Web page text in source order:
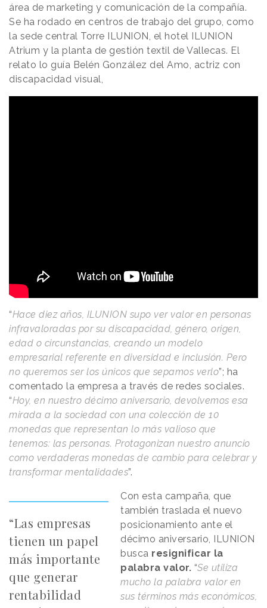
área de marketing y comunicación de la compañía.
Se ha rodado en centros de trabajo del grupo, como
la sede central Torre ILUNION, el hotel ILUNION
Atrium y la planta de gestión textil de Vallecas. El
relato lo guía Belén González del Amo, actriz con
discapacidad visual,
“Hace diez años, ILUNION supo ver valor en personas
infravaloradas por su discapacidad, género, origen,
edad o circunstancias, creando un modelo
empresarial referente en diversidad e inclusión. Pero
no queremos ser los únicos que sepamos verlo”; ha
comentado la empresa a través de redes sociales.
“Hoy, en nuestro décimo aniversario, devolvemos esa
mirada a la sociedad con una colección de 10
monedas que representan lo más valioso que
tenemos: las personas. Protagonizan nuestro anuncio
como verdaderas monedas de cambio para celebrar y
transformar mentalidades”.
“Las empresas
tienen un papel
más importante
que generar
rentabilidad
Con esta campaña, que
también traslada el nuevo
posicionamiento ante el
décimo aniversario, ILUNION
busca resignificar la
palabra valor. “Se utiliza
mucho la palabra valor en
sus términos más económicos,